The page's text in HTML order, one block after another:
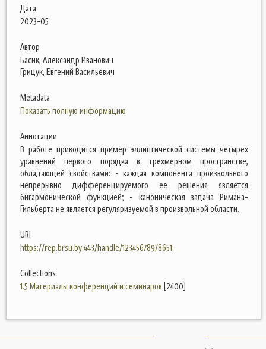
Дата
2023-05
Автор
Басик, Александр Иванович
Грицук, Евгений Васильевич
Metadata
Показать полную информацию
Аннотации
В работе приводится пример эллиптической системы четырех
уравнений первого порядка в трехмерном пространстве,
обладающей свойствами: - каждая компонента произвольного
непрерывно дифференцируемого ее решения является
бигармонической функцией; - каноническая задача Римана-
Гильберта не является регуляризуемой в произвольной области.
URI
https://rep.brsu.by:443/handle/123456789/8651
Collections
1.5 Материалы конференций и семинаров [2400]